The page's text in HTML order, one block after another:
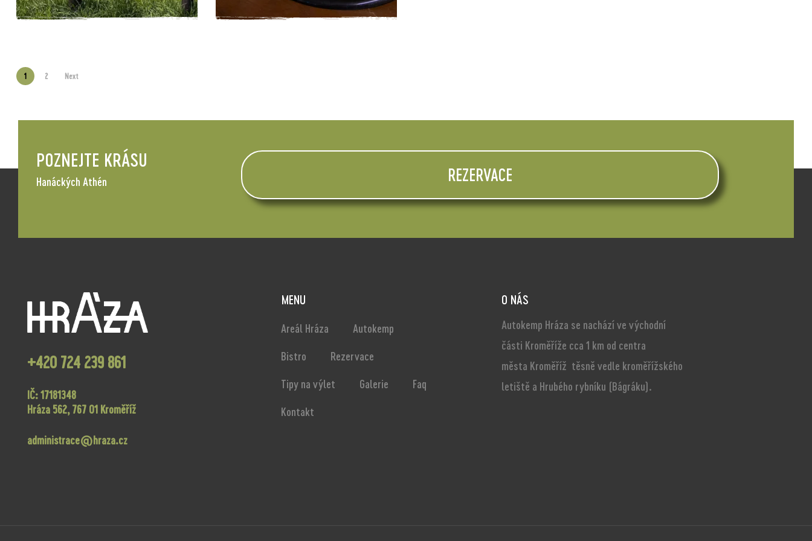
1 2 Next
POZNEJTE KRÁSU
Hanáckých Athén REZERVACE
+420 724 239 861
IČ: 17181348
Hráza 562, 767 01 Kroměříž
administrace@hraza.cz
MENU
Areál Hráza
Autokemp
Bistro
Rezervace
Tipy na výlet
Galerie
Faq
Kontakt
O NÁS
Autokemp Hráza se nachází ve východní
části Kroměříže cca 1 km od centra
města Kroměříž těsně vedle kroměřížského
letiště a Hrubého rybníku (Bágráku).